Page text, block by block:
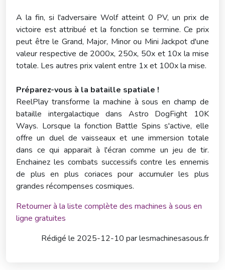
A la fin, si l'adversaire Wolf atteint 0 PV, un prix de
victoire est attribué et la fonction se termine. Ce prix
peut être le Grand, Major, Minor ou Mini Jackpot d'une
valeur respective de 2000x, 250x, 50x et 10x la mise
totale. Les autres prix valent entre 1x et 100x la mise.
Préparez-vous à la bataille spatiale !
ReelPlay transforme la machine à sous en champ de
bataille intergalactique dans Astro DogFight 10K
Ways. Lorsque la fonction Battle Spins s'active, elle
offre un duel de vaisseaux et une immersion totale
dans ce qui apparait à l'écran comme un jeu de tir.
Enchainez les combats successifs contre les ennemis
de plus en plus coriaces pour accumuler les plus
grandes récompenses cosmiques.
Retourner à la liste complète des machines à sous en
ligne gratuites
Rédigé le 2025-12-10 parlesmachinesasous.fr